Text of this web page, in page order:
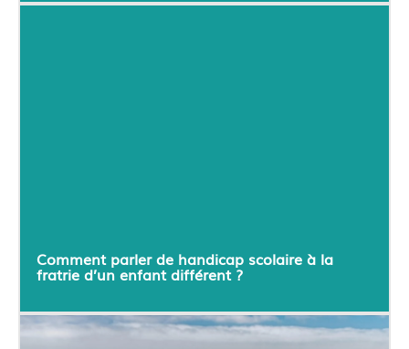
Comment parler de handicap scolaire à la
fratrie d’un enfant différent ?